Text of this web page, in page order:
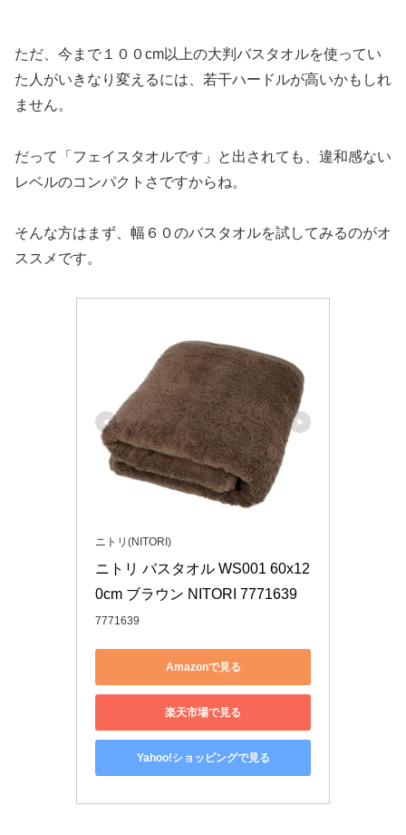
ただ、今まで１００cm以上の大判バスタオルを使ってい
た人がいきなり変えるには、若干ハードルが高いかもしれ
ません。
だって「フェイスタオルです」と出されても、違和感ない
レベルのコンパクトさですからね。
そんな方はまず、幅６０のバスタオルを試してみるのがオ
ススメです。
ニトリ(NITORI)
ニトリ バスタオル WS001 60x12
0cm ブラウン NITORI 7771639
7771639
Amazonで見る
楽天市場で見る
Yahoo!ショッピングで見る